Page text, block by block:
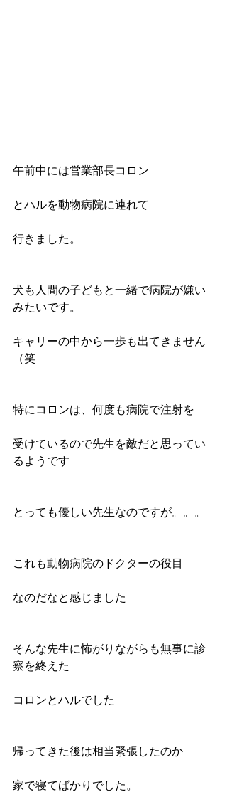
午前中には営業部長コロン
とハルを動物病院に連れて
行きました。
犬も人間の子どもと一緒で病院が嫌い
みたいです。
キャリーの中から一歩も出てきません
（笑
特にコロンは、何度も病院で注射を
受けているので先生を敵だと思ってい
るようです
とっても優しい先生なのですが。。。
これも動物病院のドクターの役目
なのだなと感じました
そんな先生に怖がりながらも無事に診
察を終えた
コロンとハルでした
帰ってきた後は相当緊張したのか
家で寝てばかりでした。